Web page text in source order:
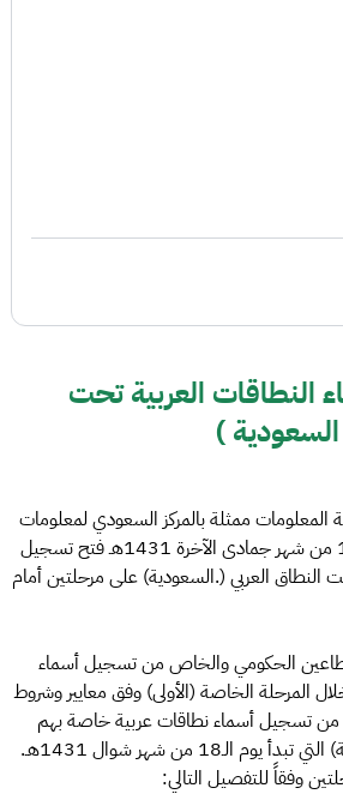
النطاقات العربية تحت
)
المعلومات ممثلة بالمركز السعودي لمعلومات
الشبكة ابتداء من يوم الـ17 من شهر جمادى الآخرة 1431هـ فتح تسجيل
النطاق العربي (.السعودية) على مرحلتين أمام
الحكومي والخاص من تسجيل أسماء
المرحلة الخاصة (الأولى) وفق معايير وشروط
من تسجيل أسماء نطاقات عربية خاصة بهم
خلال المرحلة العامة (الثانية) التي تبدأ يوم الـ18 من شهر شوال 1431هـ.
وفقاً للتفصيل التالي: